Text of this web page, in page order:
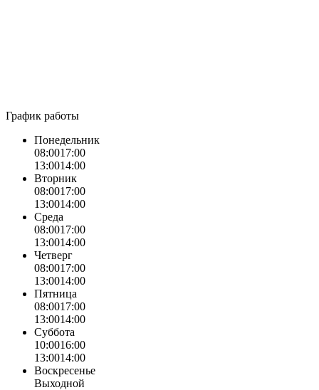
График работы
Понедельник
08:0017:00
13:0014:00
Вторник
08:0017:00
13:0014:00
Среда
08:0017:00
13:0014:00
Четверг
08:0017:00
13:0014:00
Пятница
08:0017:00
13:0014:00
Суббота
10:0016:00
13:0014:00
Воскресенье
Выходной